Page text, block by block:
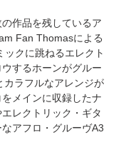
作品を残しているア
Fan Thomasによる
クに跳ねるエレクト
するホーンがグルー
カラフルなアレンジが
メインに収録したナ
レクトリック・ギタ
アフロ・グルーヴA3